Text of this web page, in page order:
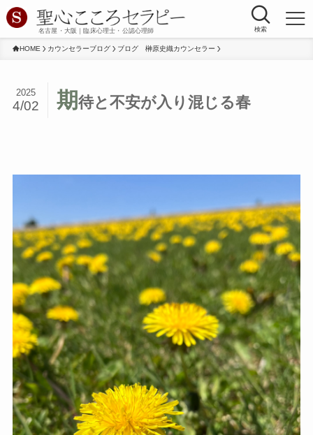
名古屋・大阪｜臨床心理士・公認心理師 検索
HOME カウンセラーブログ ブログ 榊原史織カウンセラー
期待と不安が入り混じる春
2025
4/02